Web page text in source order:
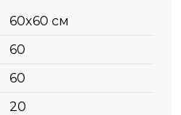
60x60 см
60
60
20